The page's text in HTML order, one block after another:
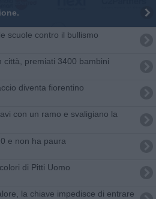
scuole contro il bullismo
città, premiati 3400 bambini
diventa fiorentino
con un ramo e svaligiano la
e non ha paura
di Pitti Uomo
la chiave impedisce di entrare